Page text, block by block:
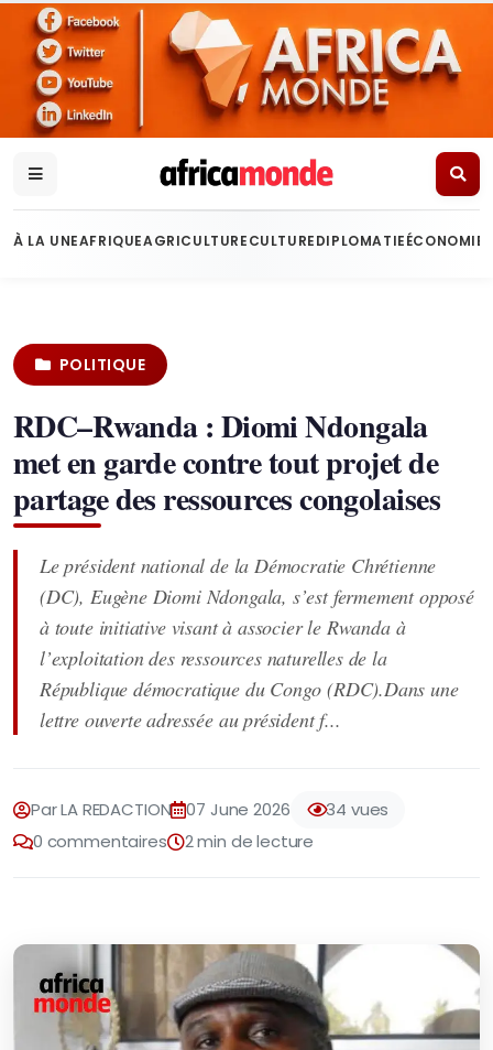
À LA UNEAFRIQUEAGRICULTURECULTUREDIPLOMATIEÉCONOMIE
POLITIQUE
RDC–Rwanda : Diomi Ndongala
met en garde contre tout projet de
partage des ressources congolaises
Le président national de la Démocratie Chrétienne
(DC), Eugène Diomi Ndongala, s’est fermement opposé
à toute initiative visant à associer le Rwanda à
l’exploitation des ressources naturelles de la
République démocratique du Congo (RDC).Dans une
lettre ouverte adressée au président f...
Par LA REDACTION 07 June 2026
34 vues
0 commentaires
2 min de lecture